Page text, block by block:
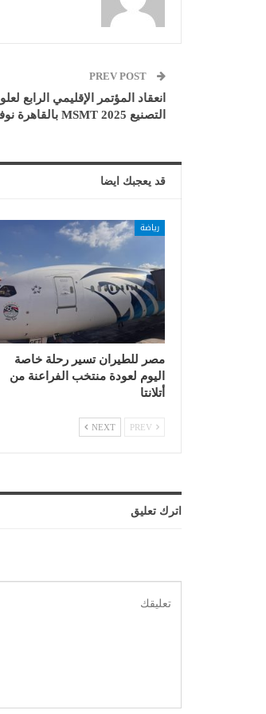
انعقاد المؤتمر الإقليمي الرابع
التصنيع MSMT 2025 بالقاهرة نوفمبر المقبل
قد يعجبك ايضا
رياضة
مصر للطيران تسير رحلة خاصة
اليوم لعودة منتخب الفراعنة من
أتلانتا
NEXT
اترك تعليق